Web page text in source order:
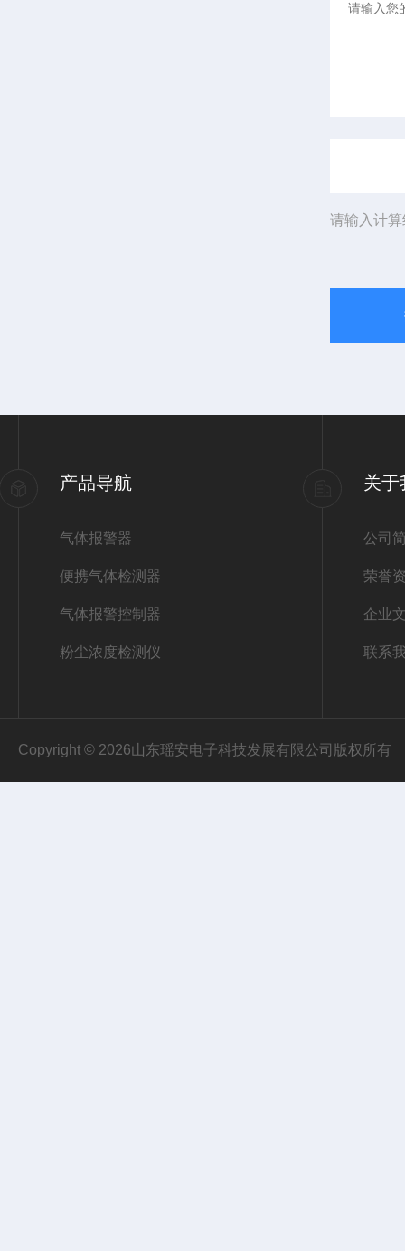
请输入计
产品导航
气体报警器
便携气体检测器
气体报警控制器
粉尘浓度检测仪
关于
公司
荣誉
企业
联系
Copyright © 2026山东瑶安电子科技发展有限公司版权所有